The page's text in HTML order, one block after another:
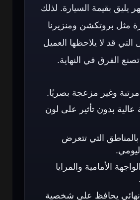
يليق بقيمة السيارة. لذلك
مثل بروتكشن ومنزيرنا
التي قد لا يلاحظها العميل
تصنع الفرق في النهاية.
وغير مزعجة بصريًا.
عالية بدون تأثير على لون
بالمناطق التي تتعرض
الأمامية والمرايا
يحافظ على شخصية